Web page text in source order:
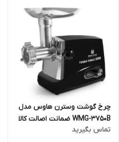
چرخ گوشت وسترن هاوس مدل
WMG-3750B ضمانت اصالت کالا
تماس بگیرید